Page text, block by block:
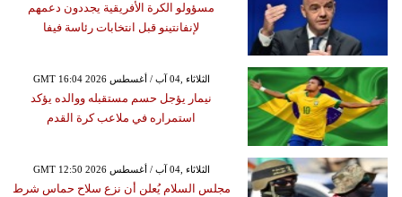
مسؤولو الكرة الأفريقية يجددون دعمهم
لإنفانتينو قبل انتخابات رئاسة فيفا
GMT 16:04 2026 الثلاثاء ,04 آب / أغسطس
نيمار يؤجل حسم مستقبله ووالده يؤكد
استمراره في ملاعب كرة القدم
GMT 12:50 2026 الثلاثاء ,04 آب / أغسطس
مجلس السلام يُعلن أن نزع سلاح حماس شرط